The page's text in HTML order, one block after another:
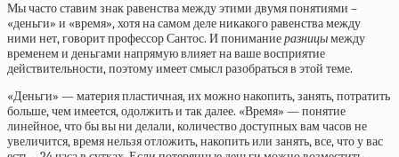
Мы часто ставим знак равенства между этими двумя понятиями –
«деньги» и «время», хотя на самом деле никакого равенства между
ними нет, говорит профессор Сантос. И пониманиеразницымежду
временем и деньгами напрямую влияет на ваше восприятие
действительности, поэтому имеет смысл разобраться в этой теме.
«Деньги» — материя пластичная, их можно накопить, занять, потратить
больше, чем имеется, одолжить и так далее. «Время» — понятие
линейное, что бы вы ни делали, количество доступных вам часов не
увеличится, время нельзя отложить, накопить или занять, все, что у вас